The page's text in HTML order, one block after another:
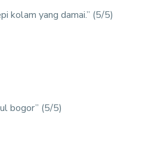
kolam yang damai.” (5/5)
bogor” (5/5)
Rinjani Lombok